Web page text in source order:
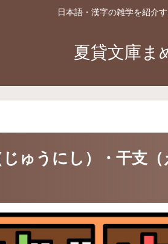
日本語・漢字の雑学を紹介
夏貸文庫ま
ゅうにし）・干支（